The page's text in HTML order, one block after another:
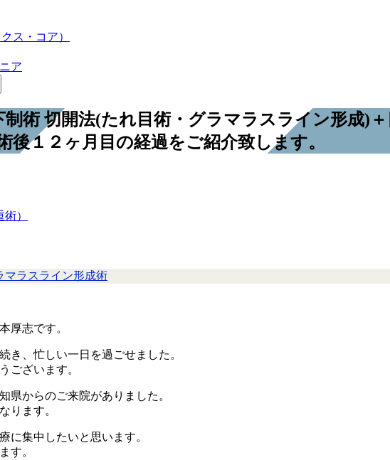
ス・コア）
ア
制術 切開法(たれ目術・グラマラスライン形成)
後１２ヶ月目の経過をご紹介致します。
）
マラスライン形成術
厚志です。
き、忙しい一日を過ごせました。
ございます。
県からのご来院がありました。
ります。
に集中したいと思います。
す。